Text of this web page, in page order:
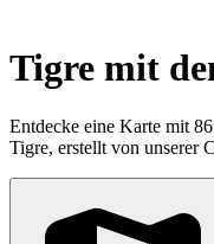
Tigre mit
Entdecke eine Karte mit
Tigre, erstellt von unserer